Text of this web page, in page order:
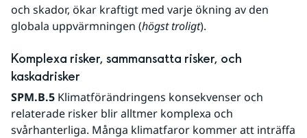
och skador, ökar kraftigt med varje ökning av den
globala uppvärmningen (högst troligt).
Komplexa risker, sammansatta risker, och
kaskadrisker
SPM.B.5 Klimatförändringens konsekvenser och
relaterade risker blir alltmer komplexa och
svårhanterliga. Många klimatfaror kommer att inträffa